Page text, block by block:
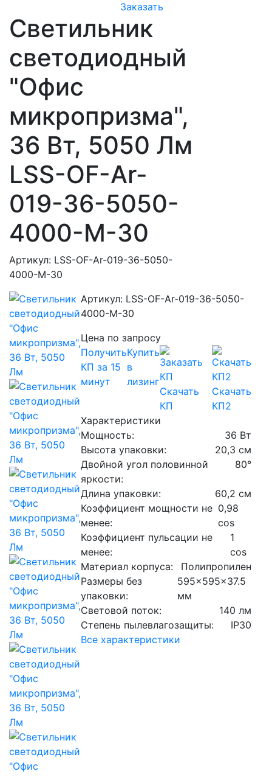
Заказать
Светильник
светодиодный
"Офис
микропризма",
36 Вт, 5050 Лм
LSS-OF-Ar-
019-36-5050-
4000-M-30
Артикул: LSS-OF-Ar-019-36-5050-
4000-M-30
Артикул: LSS-OF-Ar-019-36-5050-
4000-M-30
Характеристики
Мощность:
36 Вт
Высота упаковки:
20,3 см
Двойной угол половинной
яркости:
80°
Длина упаковки:
60,2 см
Коэффициент мощности не
менее:
0,98
cos
Коэффициент пульсации не
менее:
1
cos
Материал корпуса:
Полипропилен
Размеры без
упаковки:
595x595x37.5
мм
Световой поток:
140 лм
Степень пылевлагозащиты:
IP30
Все характеристики
Цена по запросу
Получить
КП за 15
минут
Купить
в
лизинг
Скачать
КП
Скачать
КП2